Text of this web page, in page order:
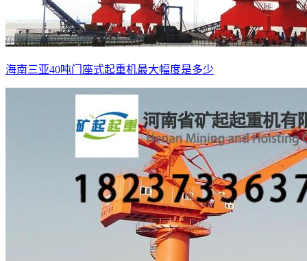
海南三亚40吨门座式起重机最大幅度是多少